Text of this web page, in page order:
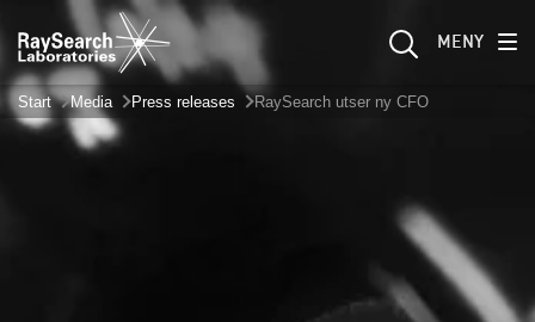
MENY
Start Media Press releases RaySearch utser ny CFO